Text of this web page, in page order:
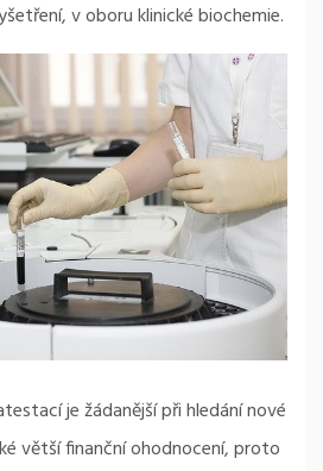
v oboru klinické biochemie.
je žádanější při hledání nové
větší finanční ohodnocení, proto